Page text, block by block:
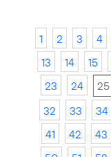
1 2 3 4
13
14 15
23
24 25
32
33 34
41
42 43